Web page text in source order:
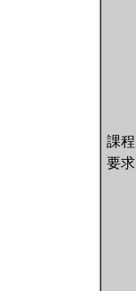
課程
要求